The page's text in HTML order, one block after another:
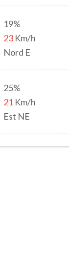
19%
23 Km/h
Nord E
25%
21 Km/h
Est NE